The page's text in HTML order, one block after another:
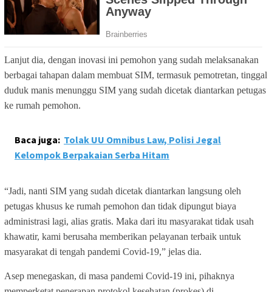
Lanjut dia, dengan inovasi ini pemohon yang sudah melaksanakan
berbagai tahapan dalam membuat SIM, termasuk pemotretan, tinggal
duduk manis menunggu SIM yang sudah dicetak diantarkan petugas
ke rumah pemohon.
Baca juga: Tolak UU Omnibus Law, Polisi Jegal
Kelompok Berpakaian Serba Hitam
“Jadi, nanti SIM yang sudah dicetak diantarkan langsung oleh
petugas khusus ke rumah pemohon dan tidak dipungut biaya
administrasi lagi, alias gratis. Maka dari itu masyarakat tidak usah
khawatir, kami berusaha memberikan pelayanan terbaik untuk
masyarakat di tengah pandemi Covid-19,” jelas dia.
Asep menegaskan, di masa pandemi Covid-19 ini, pihaknya